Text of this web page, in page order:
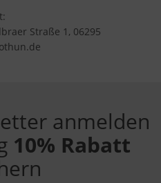
Straße 1, 06295
anmelden
10% Rabatt